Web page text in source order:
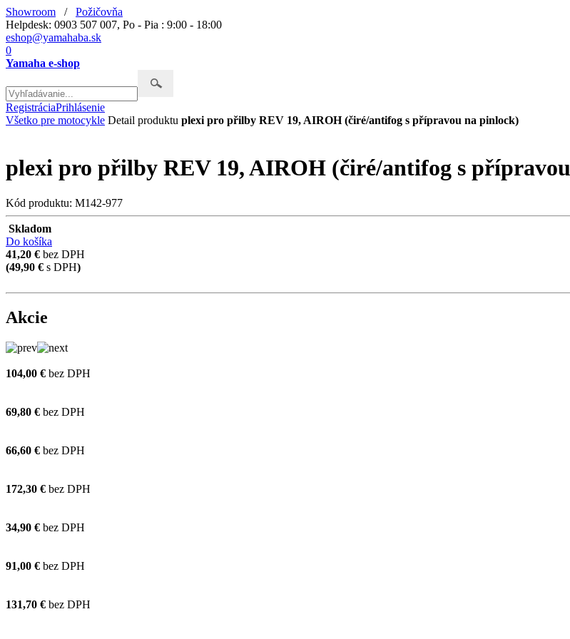
Showroom / Požičovňa
Helpdesk: 0903 507 007, Po - Pia : 9:00 - 18:00
eshop@yamahaba.sk
0
Yamaha e-shop
RegistráciaPrihlásenie
Všetko pre motocykle Detail produktu plexi pro přilby REV 19, AIROH (čiré/antifog s přípravou na pinlock)
plexi pro přilby REV 19, AIROH (čiré/antifog s
Kód produktu: M142-977
Skladom
Do košíka
41,20 € bez DPH
(49,90 € s DPH)
Akcie
104,00 € bez DPH
69,80 € bez DPH
66,60 € bez DPH
172,30 € bez DPH
34,90 € bez DPH
91,00 € bez DPH
131,70 € bez DPH